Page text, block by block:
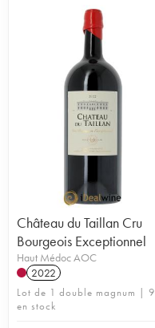
Château du Taillan Cru
Bourgeois Exceptionnel
Haut Médoc AOC
2022
Lot de 1 double magnum | 9
en stock